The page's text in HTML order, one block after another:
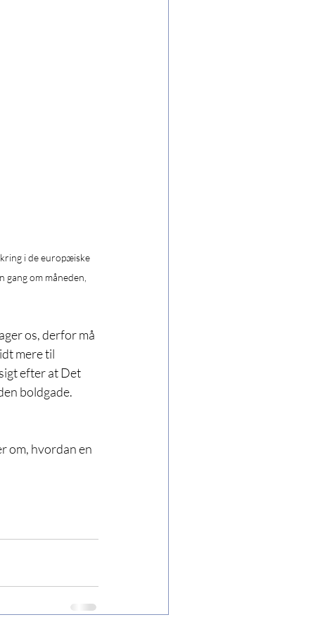
i de europæiske
om måneden,
os, derfor må
mere til
efter at Det
boldgade.
om, hvordan en